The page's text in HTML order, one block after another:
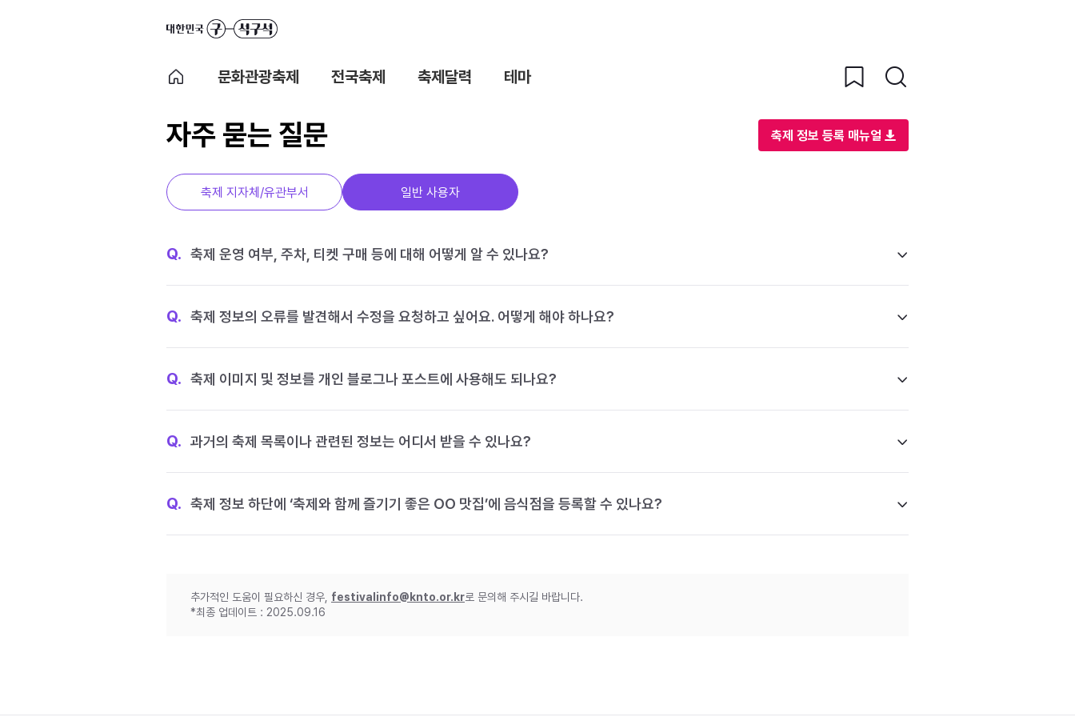
문화관광축제 전국축제 축제달력 테마
자주 묻는 질문 축제 정보 등록 매뉴얼
축제 지자체/유관부서 일반 사용자
Q. 축제 운영 여부, 주차, 티켓 구매 등에 대해 어떻게 알 수 있나요?
Q. 축제 정보의 오류를 발견해서 수정을 요청하고 싶어요. 어떻게 해야 하나요?
Q. 축제 이미지 및 정보를 개인 블로그나 포스트에 사용해도 되나요?
Q. 과거의 축제 목록이나 관련된 정보는 어디서 받을 수 있나요?
Q. 축제 정보 하단에 ‘축제와 함께 즐기기 좋은 OO 맛집’에 음식점을 등록할 수 있나요?
추가적인 도움이 필요하신 경우, festivalinfo@knto.or.kr로 문의해 주시길 바랍니다.
*최종 업데이트 : 2025.09.16